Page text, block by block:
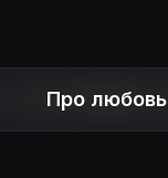
Про любовь